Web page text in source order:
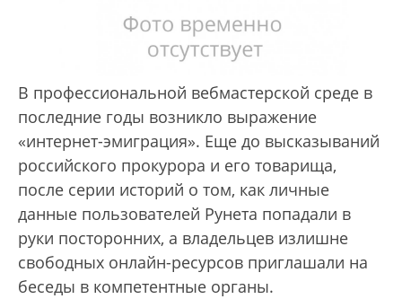
В профессиональной вебмастерской среде в
последние годы возникло выражение
«интернет-эмиграция». Еще до высказываний
российского прокурора и его товарища,
после серии историй о том, как личные
данные пользователей Рунета попадали в
руки посторонних, а владельцев излишне
свободных онлайн-ресурсов приглашали на
беседы в компетентные органы.